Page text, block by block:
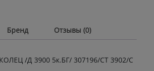
Бренд Отзывы (0)
/Д 3900 5к.БГ/ 307196/СТ 3902/C